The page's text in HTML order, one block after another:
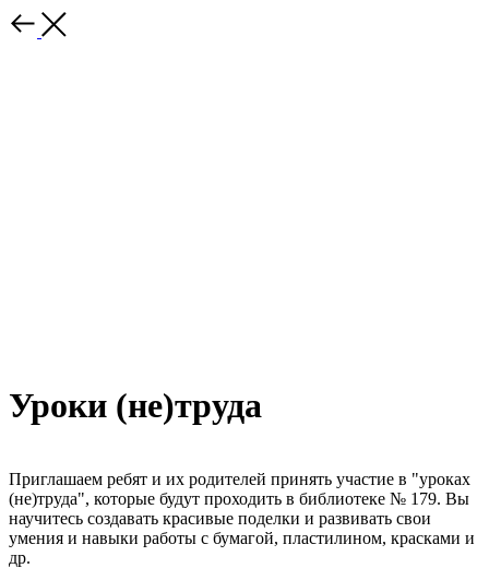
Уроки (не)труда
Приглашаем ребят и их родителей принять участие в "уроках
(не)труда", которые будут проходить в библиотеке № 179. Вы
научитесь создавать красивые поделки и развивать свои
умения и навыки работы с бумагой, пластилином, красками и
др.